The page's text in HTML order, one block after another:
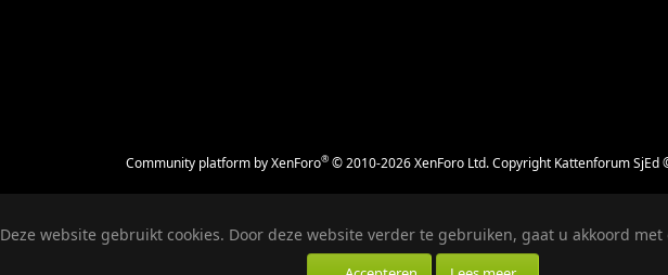
Community platform by XenForo® © 2010-2026 XenForo Ltd.Copyright Kattenforum SjEd
Deze website gebruikt cookies. Door deze website verder te gebruiken, gaat u akkoord